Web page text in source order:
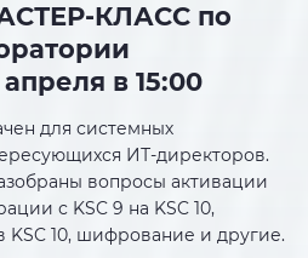
КЛАСС по
в 15:00
для системных
ИТ-директоров.
вопросы активации
с KSC 9 на KSC 10,
KSC 10, шифрование и другие.